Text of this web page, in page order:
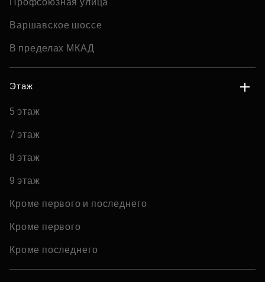
Профсоюзная улица
Варшавское шоссе
В пределах МКАД
Этаж
5 этаж
7 этаж
8 этаж
9 этаж
Кроме первого и последнего
Кроме первого
Кроме последнего